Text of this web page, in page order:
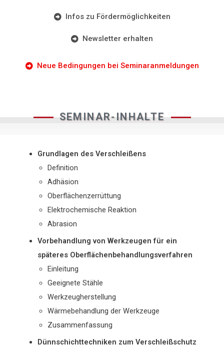
Infos zu Fördermöglichkeiten
Newsletter erhalten
Neue Bedingungen bei Seminaranmeldungen
SEMINAR-INHALTE
Grundlagen des Verschleißens
Definition
Adhäsion
Oberflächenzerrüttung
Elektrochemische Reaktion
Abrasion
Vorbehandlung von Werkzeugen für ein
späteres Oberflächenbehandlungsverfahren
Einleitung
Geeignete Stähle
Werkzeugherstellung
Wärmebehandlung der Werkzeuge
Zusammenfassung
Dünnschichttechniken zum Verschleißschutz